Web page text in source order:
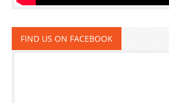
FIND US ON FACEBOOK